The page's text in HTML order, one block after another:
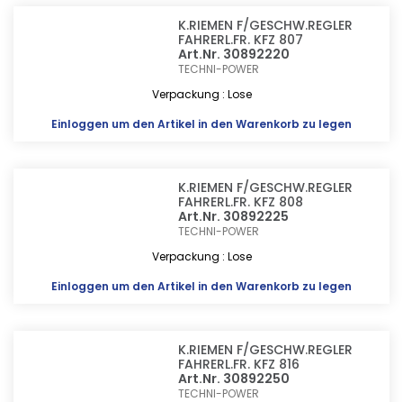
K.RIEMEN F/GESCHW.REGLER
FAHRERL.FR. KFZ 807
Art.Nr. 30892220
TECHNI-POWER
Verpackung : Lose
Einloggen um den Artikel in den Warenkorb zu legen
K.RIEMEN F/GESCHW.REGLER
FAHRERL.FR. KFZ 808
Art.Nr. 30892225
TECHNI-POWER
Verpackung : Lose
Einloggen um den Artikel in den Warenkorb zu legen
K.RIEMEN F/GESCHW.REGLER
FAHRERL.FR. KFZ 816
Art.Nr. 30892250
TECHNI-POWER